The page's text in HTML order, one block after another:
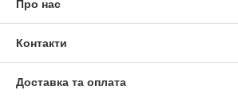
Про нас
Контакти
Доставка та оплата